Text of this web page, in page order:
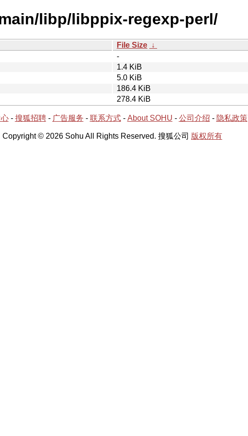
libp/libppix-regexp-perl/
File Size ↓
-
1.4 KiB
5.0 KiB
186.4 KiB
278.4 KiB
- 搜狐招聘- 广告服务 - 联系方式- About SOHU - 公司介绍 - 隐私政策
Copyright © 2026 Sohu All Rights Reserved. 搜狐公司 版权所有